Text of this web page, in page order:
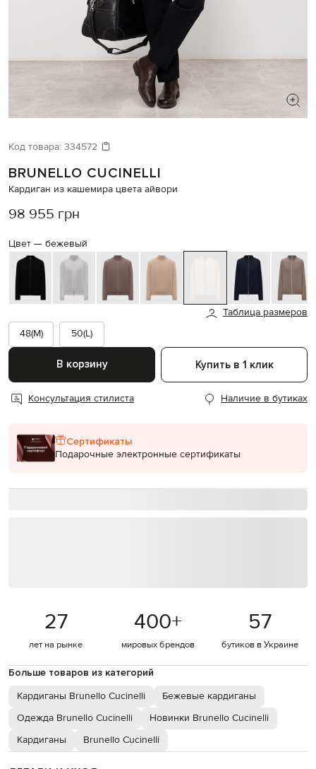
Давайте подберем что-то еще
Код товара: 334572
BRUNELLO CUCINELLI
Кардиган из кашемира цвета айвори
98 955 грн
Цвет — бежевый
Таблица размеров
48(M)
50(L)
В корзину Купить в 1 клик
Консультация стилиста Наличие в бутиках
Сертификаты
Подарочные электронные сертификаты
27
лет на рынке
400+
мировых брендов
57
бутиков в Украине
Больше товаров из категорий
Кардиганы Brunello Cucinelli
Бежевые кардиганы
Одежда Brunello Cucinelli
Новинки Brunello Cucinelli
Кардиганы
Brunello Cucinelli